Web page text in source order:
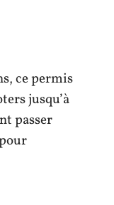
ce permis
jusqu’à
passer